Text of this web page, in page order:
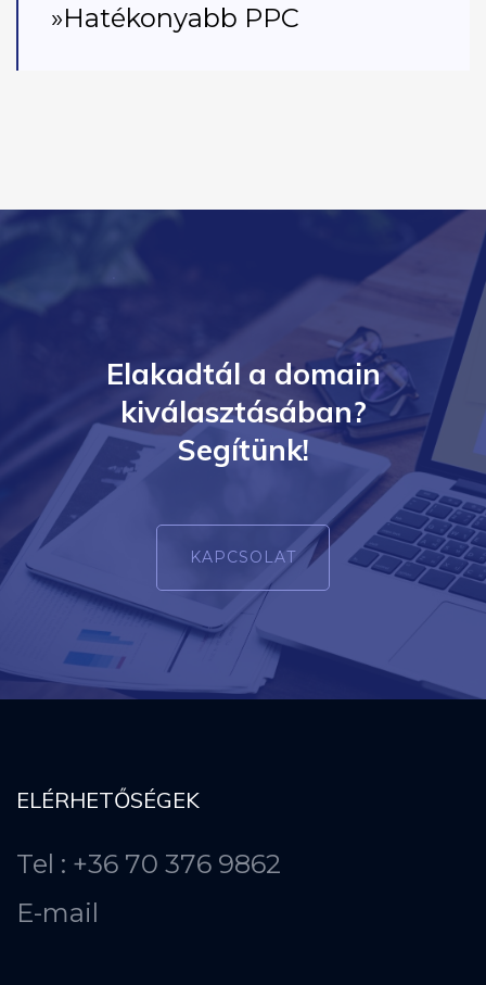
»Hatékonyabb PPC
Elakadtál a domain
kiválasztásában?
Segítünk!
KAPCSOLAT
ELÉRHETŐSÉGEK
Tel : +36 70 376 9862
E-mail